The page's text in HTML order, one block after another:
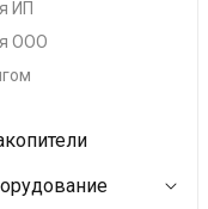
ИП
ООО